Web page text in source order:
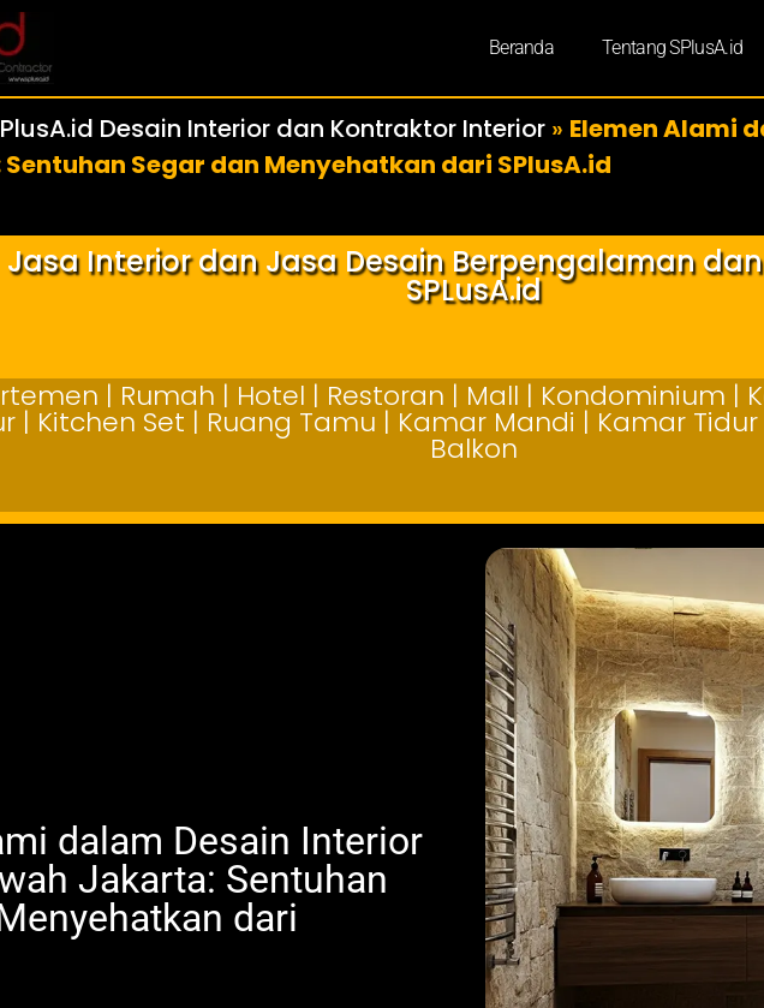
Beranda Tentang SPlusA.id
Desain Interior dan Kontraktor Interior » Elemen Alami
Segar dan Menyehatkan dari SPlusA.id
Jasa Interior dan Jasa Desain Berpengalaman
SPLusA.id
| Rumah | Hotel | Restoran | Mall | Kondominium |
| Kitchen Set | Ruang Tamu | Kamar Mandi | Kamar
Balkon
dalam Desain Interior
Jakarta: Sentuhan
dari